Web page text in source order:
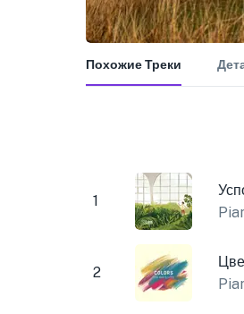
Похожие Треки
1
2